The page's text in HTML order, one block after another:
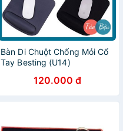
Bàn Di Chuột Chống Mỏi Cổ
Tay Besting (U14)
120.000 đ